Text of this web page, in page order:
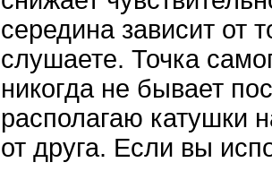
середина зависит от
слушаете. Точка
никогда не бывает
располагаю катушки
от друга. Если вы